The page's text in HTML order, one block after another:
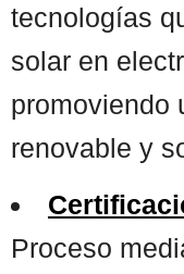
tecnologías
solar en
promoviendo
renovable y
Proceso